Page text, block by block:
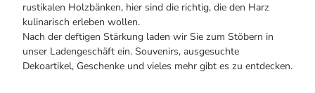
rustikalen Holzbänken, hier sind die richtig, die den Harz
kulinarisch erleben wollen.
Nach der deftigen Stärkung laden wir Sie zum Stöbern in
unser Ladengeschäft ein. Souvenirs, ausgesuchte
Dekoartikel, Geschenke und vieles mehr gibt es zu entdecken.